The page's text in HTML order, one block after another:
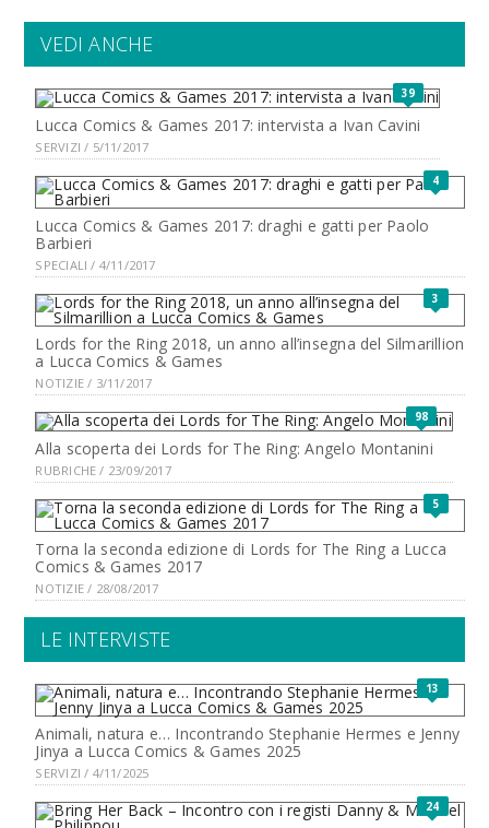
VEDI ANCHE
39
Lucca Comics & Games 2017: intervista a Ivan Cavini
SERVIZI / 5/11/2017
4
Lucca Comics & Games 2017: draghi e gatti per Paolo
Barbieri
SPECIALI / 4/11/2017
3
Lords for the Ring 2018, un anno all’insegna del Silmarillion
a Lucca Comics & Games
NOTIZIE / 3/11/2017
98
Alla scoperta dei Lords for The Ring: Angelo Montanini
RUBRICHE / 23/09/2017
5
Torna la seconda edizione di Lords for The Ring a Lucca
Comics & Games 2017
NOTIZIE / 28/08/2017
LE INTERVISTE
13
Animali, natura e… Incontrando Stephanie Hermes e Jenny
Jinya a Lucca Comics & Games 2025
SERVIZI / 4/11/2025
24